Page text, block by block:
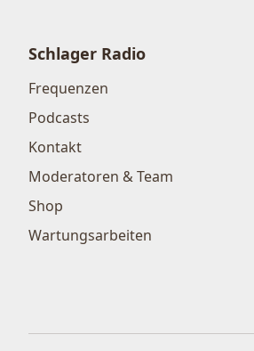
Schlager Radio
Frequenzen
Podcasts
Kontakt
Moderatoren & Team
Shop
Wartungsarbeiten